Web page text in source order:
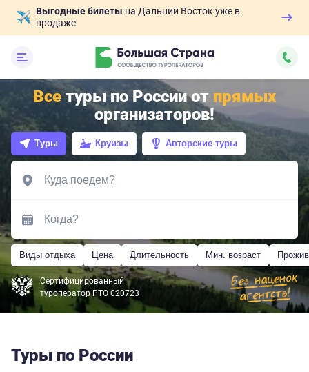
Выгодные билеты на Дальний Восток уже в
продаже
Всетуры по России от прямых
организаторов!
Туры Круизы Авторские туры
Виды отдыха Цена Длительность Мин. возраст
Сертифицированный
туроператор РТО 020723
Туры по России